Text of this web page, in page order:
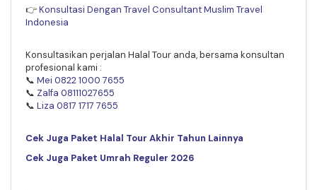
👉Konsultasi Dengan Travel Consultant Muslim Travel
Indonesia
Konsultasikan perjalan Halal Tour anda, bersama konsultan
profesional kami :
📞 Mei 0822 1000 7655
📞 Zalfa 08111027655
📞 Liza 0817 1717 7655
Cek Juga Paket Halal Tour Akhir Tahun Lainnya
Cek Juga Paket Umrah Reguler 2026